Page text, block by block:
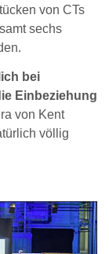
von CTs
sechs
bei
Einbeziehung
von Kent
völlig